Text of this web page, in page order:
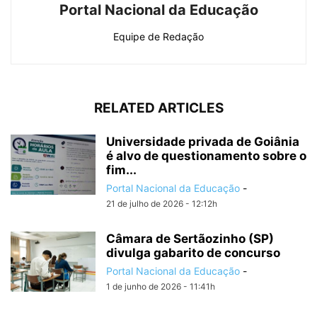
Portal Nacional da Educação
Equipe de Redação
RELATED ARTICLES
Universidade privada de Goiânia
é alvo de questionamento sobre o
fim...
Portal Nacional da Educação -
21 de julho de 2026 - 12:12h
Câmara de Sertãozinho (SP)
divulga gabarito de concurso
Portal Nacional da Educação -
1 de junho de 2026 - 11:41h